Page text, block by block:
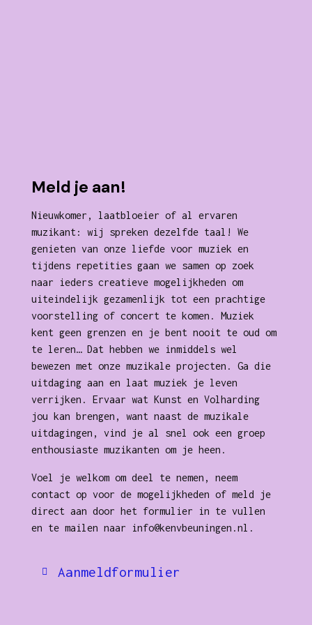
Meld je aan!
Nieuwkomer, laatbloeier of al ervaren
muzikant: wij spreken dezelfde taal! We
genieten van onze liefde voor muziek en
tijdens repetities gaan we samen op zoek
naar ieders creatieve mogelijkheden om
uiteindelijk gezamenlijk tot een prachtige
voorstelling of concert te komen. Muziek
kent geen grenzen en je bent nooit te oud om
te leren… Dat hebben we inmiddels wel
bewezen met onze muzikale projecten. Ga die
uitdaging aan en laat muziek je leven
verrijken. Ervaar wat Kunst en Volharding
jou kan brengen, want naast de muzikale
uitdagingen, vind je al snel ook een groep
enthousiaste muzikanten om je heen.
Voel je welkom om deel te nemen, neem
contact op voor de mogelijkheden of meld je
direct aan door het formulier in te vullen
en te mailen naar info@kenvbeuningen.nl.
Aanmeldformulier